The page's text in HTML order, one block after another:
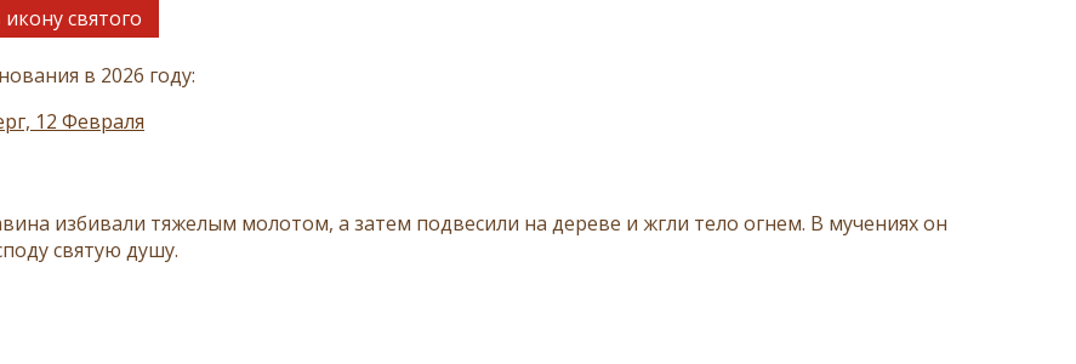
святого
в 2026 году:
12 Февраля
избивали тяжелым молотом, а затем подвесили на дереве и жгли тело огнем. В мучениях он
святую душу.